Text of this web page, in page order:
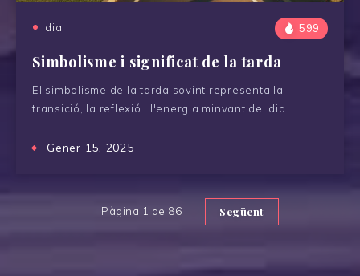
dia 599
Simbolisme i significat de la tarda
El simbolisme de la tarda sovint representa la
transició, la reflexió i l'energia minvant del dia.
Gener 15, 2025
Pàgina 1 de 86 Següent